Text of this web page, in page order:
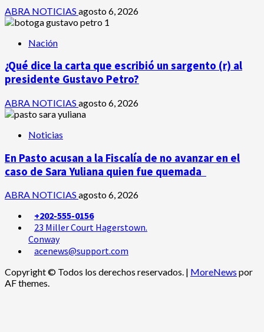
ABRA NOTICIAS agosto 6, 2026
Nación
¿Qué dice la carta que escribió un sargento (r) al
presidente Gustavo Petro?
ABRA NOTICIAS agosto 6, 2026
Noticias
En Pasto acusan a la Fiscalía de no avanzar en el
caso de Sara Yuliana quien fue quemada
ABRA NOTICIAS agosto 6, 2026
+202-555-0156
23 Miller Court Hagerstown.
Conway
acenews@support.com
Copyright © Todos los derechos reservados. | MoreNews por
AF themes.